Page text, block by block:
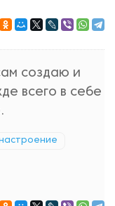
создаю и
всего в себе